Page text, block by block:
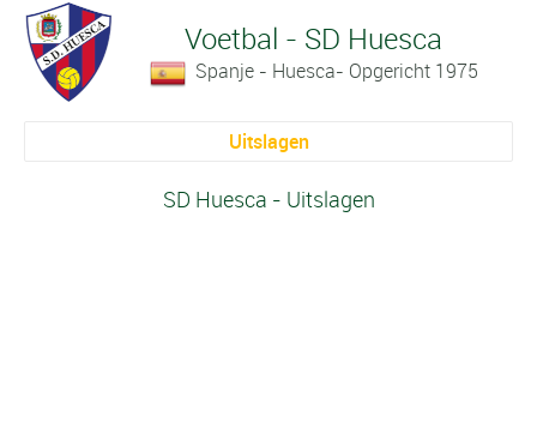
Voetbal - SD Huesca
Spanje - Huesca- Opgericht 1975
Uitslagen
SD Huesca - Uitslagen